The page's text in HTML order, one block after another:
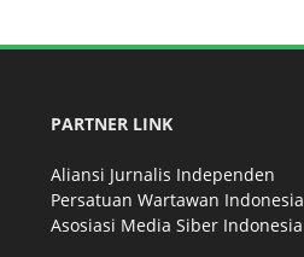
PARTNER LINK
Aliansi Jurnalis Independen
Persatuan Wartawan Indonesia
Asosiasi Media Siber Indonesia